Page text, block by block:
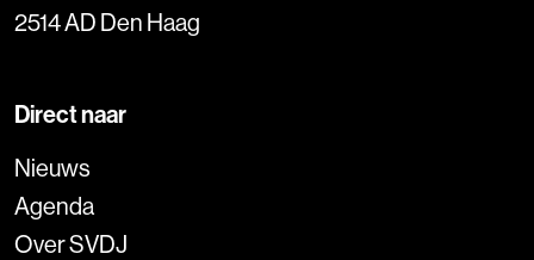
2514 AD Den Haag
Direct naar
Nieuws
Agenda
Over SVDJ